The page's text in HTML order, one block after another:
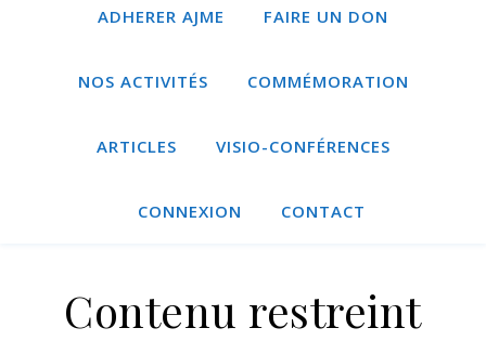
ADHERER AJME FAIRE UN DON
NOS ACTIVITÉS COMMÉMORATION
ARTICLES VISIO-CONFÉRENCES
CONNEXION CONTACT
Contenu restreint